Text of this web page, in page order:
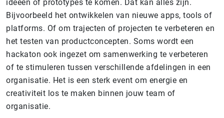
ideeën of prototypes te komen. Dat kan alles zijn.
Bijvoorbeeld het ontwikkelen van nieuwe apps, tools of
platforms. Of om trajecten of projecten te verbeteren en
het testen van productconcepten. Soms wordt een
hackaton ook ingezet om samenwerking te verbeteren
of te stimuleren tussen verschillende afdelingen in een
organisatie. Het is een sterk event om energie en
creativiteit los te maken binnen jouw team of
organisatie.